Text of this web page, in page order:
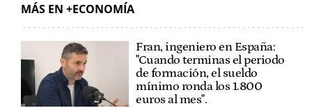
MÁS EN +ECONOMÍA
Fran, ingeniero en España:
"Cuando terminas el periodo
de formación, el sueldo
mínimo ronda los 1.800
euros al mes".